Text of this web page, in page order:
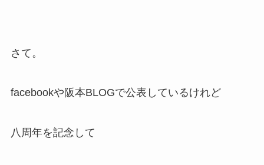
さて。
facebookや阪本BLOGで公表しているけれど
八周年を記念して